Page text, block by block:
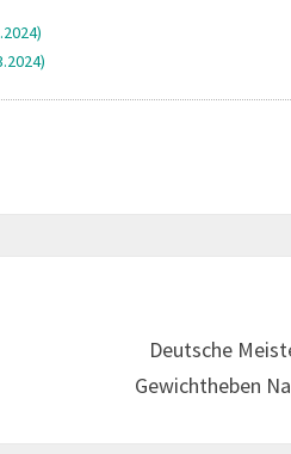
Deutsche
Gewichtheben